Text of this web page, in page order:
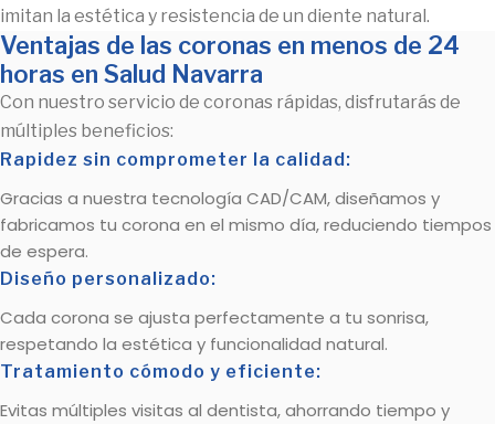
imitan la estética y resistencia de un diente natural.
Ventajas de las coronas en menos de 24
horas en Salud Navarra
Con nuestro servicio de coronas rápidas, disfrutarás de
múltiples beneficios:
Rapidez sin comprometer la calidad:
Gracias a nuestra tecnología CAD/CAM, diseñamos y
fabricamos tu corona en el mismo día, reduciendo tiempos
de espera.
Diseño personalizado:
Cada corona se ajusta perfectamente a tu sonrisa,
respetando la estética y funcionalidad natural.
Tratamiento cómodo y eficiente:
Evitas múltiples visitas al dentista, ahorrando tiempo y